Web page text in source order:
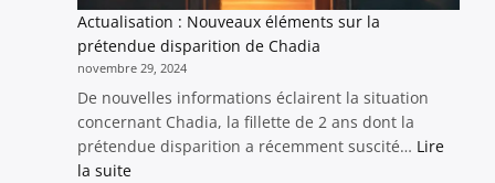
Actualisation : Nouveaux éléments sur la
prétendue disparition de Chadia
novembre 29, 2024
De nouvelles informations éclairent la situation
concernant Chadia, la fillette de 2 ans dont la
prétendue disparition a récemment suscité… Lire
la suite: